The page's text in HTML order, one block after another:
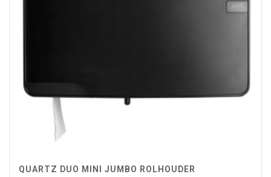
QUARTZ DUO MINI JUMBO ROLHOUDER